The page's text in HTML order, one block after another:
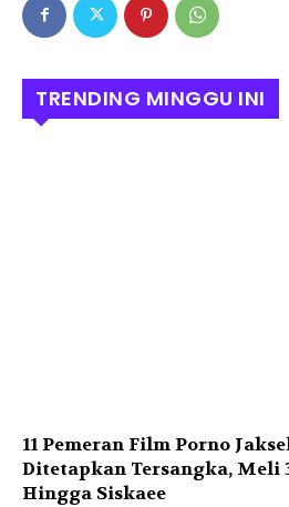
TRENDING MINGGU INI
11 Pemeran Film Porno
Ditetapkan Tersangka, Meli
Hingga Siskaee